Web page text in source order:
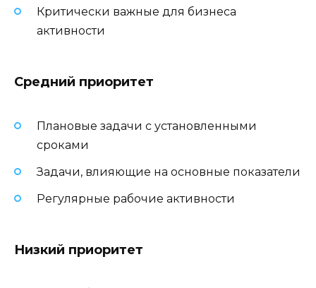
Критически важные для бизнеса
активности
Средний приоритет
Плановые задачи с установленными
сроками
Задачи, влияющие на основные показатели
Регулярные рабочие активности
Низкий приоритет